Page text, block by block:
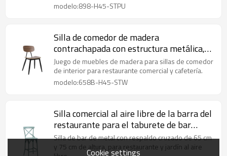
modelo:898-H45-STPU
Silla de comedor de madera
contrachapada con estructura metálica,
sillas de muebles de madera para
restaurante comercial
Juego de muebles de madera para sillas de comedor
de interior para restaurante comercial y cafetería.
modelo:658B-H45-STW
Silla comercial al aire libre de la barra del
restaurante para el taburete de bar
moderno de la barra y de la cafetería
Silla de bar de metal con respaldo cruzado de 65 cm
y 75 cm de altura, para restaurante y jardín al aire
Cookie settings